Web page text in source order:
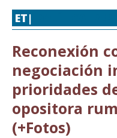
ET|
Reconexión
negociación
prioridades
opositora
(+Fotos)